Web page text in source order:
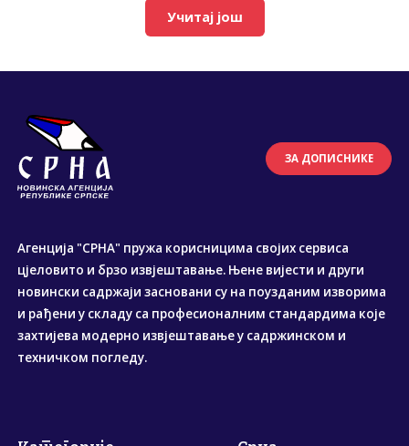
Учитај још
ЗА ДОПИСНИКЕ
Агенција "СРНА" пружа корисницима својих сервиса
цјеловито и брзо извјештавање. Њене вијести и други
новински садржаји засновани су на поузданим изворима
и рађени у складу са професионалним стандардима које
захтијева модерно извјештавање у садржинском и
техничком погледу.